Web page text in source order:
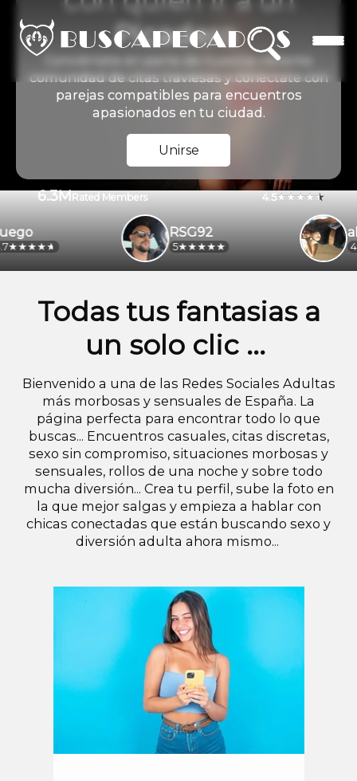
Picadero
Conviértete en parte de nuestra vibrante
comunidad de citas traviesas y conéctate con
parejas compatibles para encuentros
apasionados en tu ciudad.
Unirse
6.3MRated Members 4.5
4.2
RSG92
5
Todas tus fantasias a
un solo clic ...
Bienvenido a una de las Redes Sociales Adultas
más morbosas y sensuales de España. La
página perfecta para encontrar todo lo que
buscas... Encuentros casuales, citas discretas,
sexo sin compromiso, situaciones morbosas y
sensuales, rollos de una noche y sobre todo
mucha diversión... Crea tu perfil, sube la foto en
la que mejor salgas y empieza a hablar con
chicas conectadas que están buscando sexo y
diversión adulta ahora mismo...